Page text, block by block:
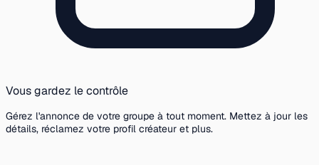
Vous gardez le contrôle
Gérez l'annonce de votre groupe à tout moment. Mettez à jour les
détails, réclamez votre profil créateur et plus.